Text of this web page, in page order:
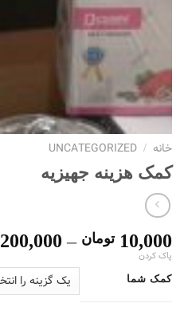
خانه /
UNCATEGORIZED
کمک هزینه جهیزیه
10,000 تومان –
200,000
کمک شما
پاک کردن